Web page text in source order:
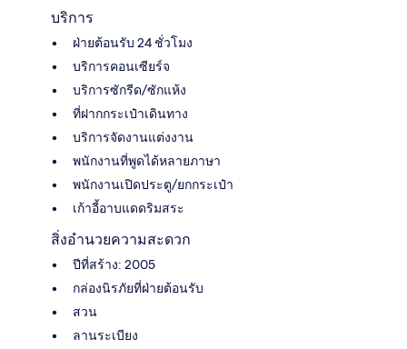
บริการ
ฝ่ายต้อนรับ 24 ชั่วโมง
บริการคอนเซียร์จ
บริการซักรีด/ซักแห้ง
ที่ฝากกระเป๋าเดินทาง
บริการจัดงานแต่งงาน
พนักงานที่พูดได้หลายภาษา
พนักงานเปิดประตู/ยกกระเป๋า
เก้าอี้อาบแดดริมสระ
สิ่งอำนวยความสะดวก
ปีที่สร้าง: 2005
กล่องนิรภัยที่ฝ่ายต้อนรับ
สวน
ลานระเบียง